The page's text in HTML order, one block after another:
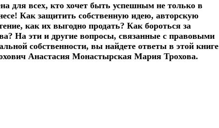
для всех, кто хочет быть успешным не только в
Как защитить собственную идею, авторскую
как их выгодно продать? Как бороться за
На эти и другие вопросы, связанные с правовыми
собственности, вы найдете ответы в этой книге
Анастасия Монастырская Мария Трохова.